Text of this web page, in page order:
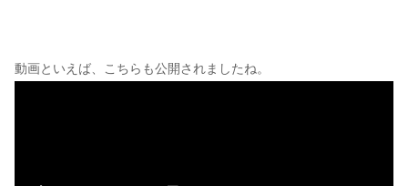
動画といえば、こちらも公開されましたね。